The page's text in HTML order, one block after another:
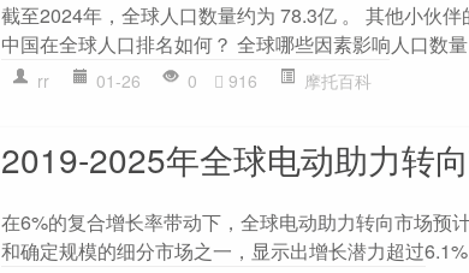
截至2024年，全球人口数量约为 78.3亿 。 其他小伙
中国在全球人口排名如何？ 全球哪些因素影响人口数量
rr 01-26 0 916 摩托百科
2019-2025年全球电动助力转
在6%的复合增长率带动下，全球电动助力转向市场预
和确定规模的细分市场之一，显示出增长潜力超过